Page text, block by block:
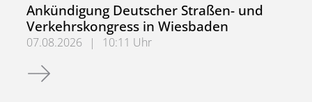
Ankündigung Deutscher Straßen- und
Verkehrskongress in Wiesbaden
07.08.2026 |
10:11 Uhr
Ankündigung Deutscher Straßen- und Verkehrskongress